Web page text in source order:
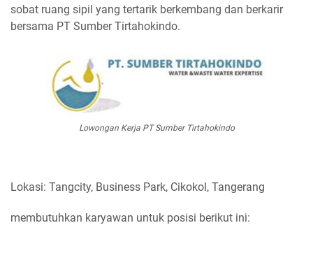
sobat ruang sipil yang tertarik berkembang dan berkarir
bersama PT Sumber Tirtahokindo.
Lowongan Kerja PT Sumber Tirtahokindo
Lokasi: Tangcity, Business Park, Cikokol, Tangerang
membutuhkan karyawan untuk posisi berikut ini: